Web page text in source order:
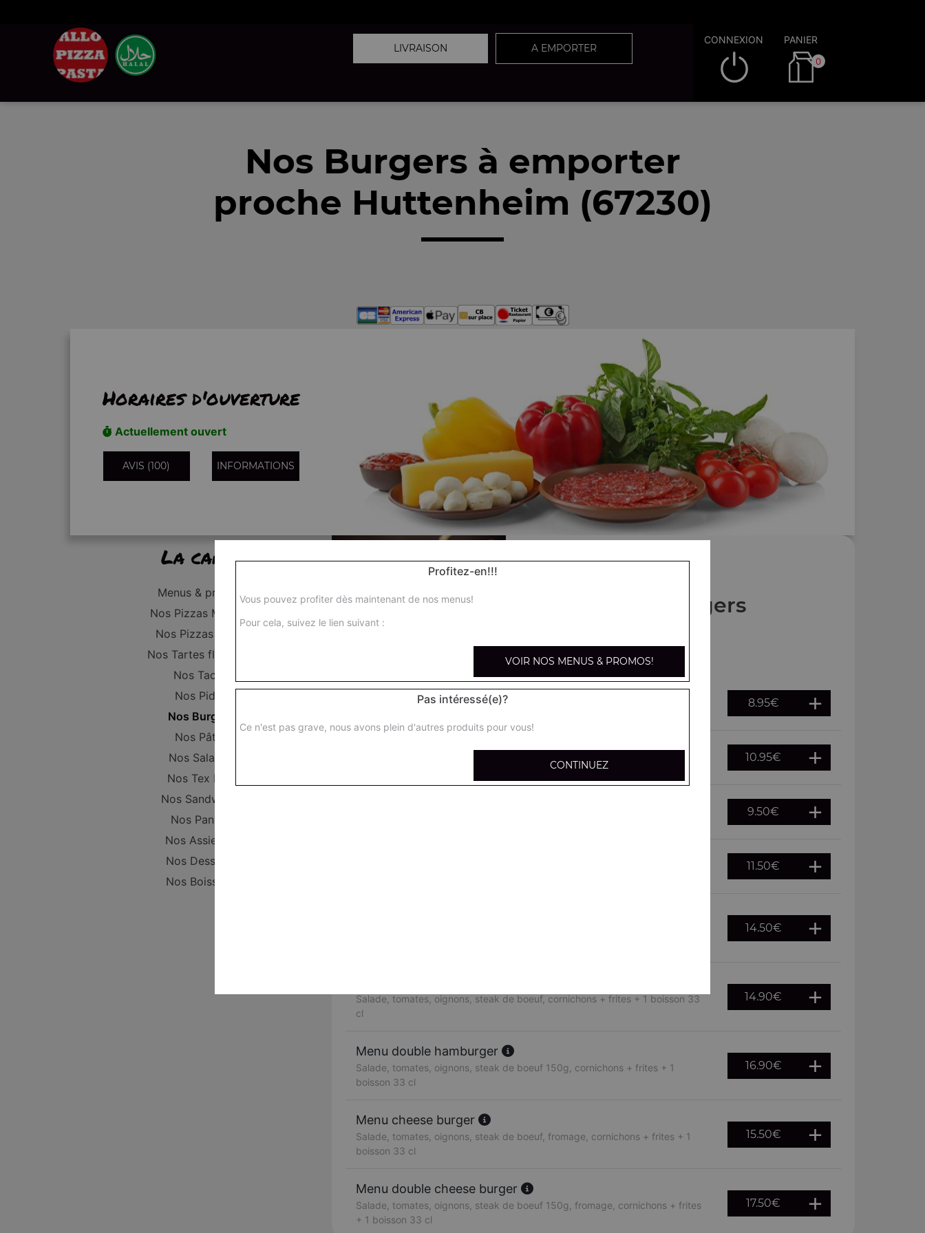
LIVRAISON A EMPORTER
CONNEXION PANIER
0
Nos Burgers à emporter
proche Huttenheim (67230)
Horaires d'ouverture
Actuellement ouvert
AVIS (100) INFORMATIONS
La carte
Menus & promos
Nos Pizzas Médium
Nos Pizzas Large
Nos Tartes flambées
Nos Tacos
Nos Pides
Nos Burgers
Nos Pâtes
Nos Salades
Nos Tex Mex
Nos Sandwichs
Nos Paninis
Nos Assiettes
Nos Desserts
Nos Boissons
Nos Burgers
Hamburger 8.95€
Salade, tomates, oignons, steak de boeuf 150g, cornichons
10.95€
9.50€
11.50€
14.50€
Salade, tomates, oignons, steak de boeuf, cornichons + frites + 1 boisson 33
cl
14.90€
Menu double hamburger
Salade, tomates, oignons, steak de boeuf 150g, cornichons + frites + 1
boisson 33 cl
16.90€
Menu cheese burger
Salade, tomates, oignons, steak de boeuf, fromage, cornichons + frites + 1
boisson 33 cl
15.50€
Menu double cheese burger
Salade, tomates, oignons, steak de boeuf 150g, fromage, cornichons + frites
+ 1 boisson 33 cl
17.50€
Profitez-en!!!
Vous pouvez profiter dès maintenant de nos menus!
Pour cela, suivez le lien suivant :
VOIR NOS MENUS & PROMOS!
Pas intéressé(e)?
Ce n'est pas grave, nous avons plein d'autres produits pour vous!
CONTINUEZ